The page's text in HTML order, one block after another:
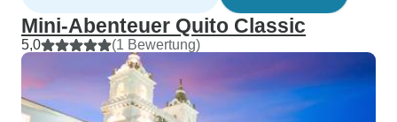
Mini-Abenteuer Quito Classic
5,0 (1 Bewertung)